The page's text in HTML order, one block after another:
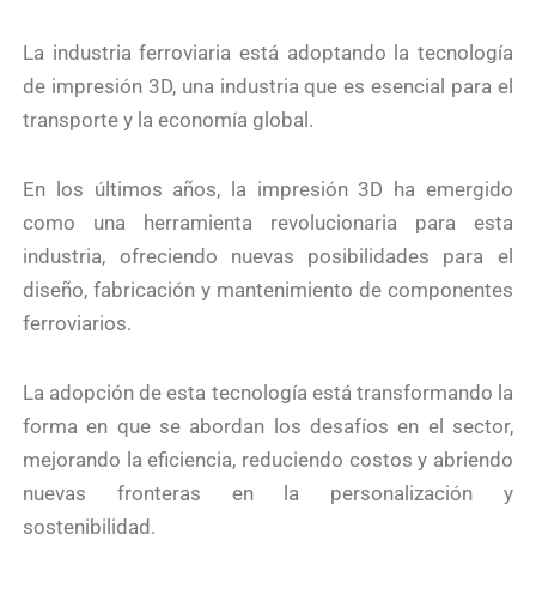
La industria ferroviaria está adoptando la tecnología
de impresión 3D, una industria que es esencial para el
transporte y la economía global.
En los últimos años, la impresión 3D ha emergido
como una herramienta revolucionaria para esta
industria, ofreciendo nuevas posibilidades para el
diseño, fabricación y mantenimiento de componentes
ferroviarios.
La adopción de esta tecnología está transformando la
forma en que se abordan los desafíos en el sector,
mejorando la eficiencia, reduciendo costos y abriendo
nuevas fronteras en la personalización y
sostenibilidad.